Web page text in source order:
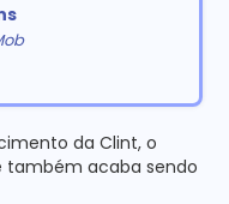
da Clint, o
também acaba sendo